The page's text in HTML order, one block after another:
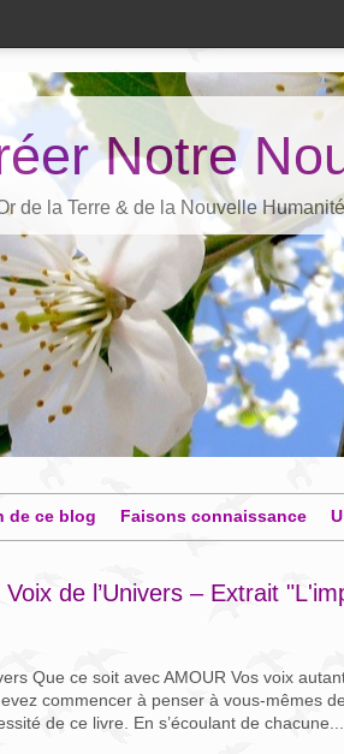
Notre
de la Terre & de la Nouvelle Humanité
de ce blog Faisons connaissance
de l’Univers – Extrait
Que ce soit avec AMOUR Vos voix
commencer à penser à vous-mêmes
de ce livre. En s’écoulant de chacune...